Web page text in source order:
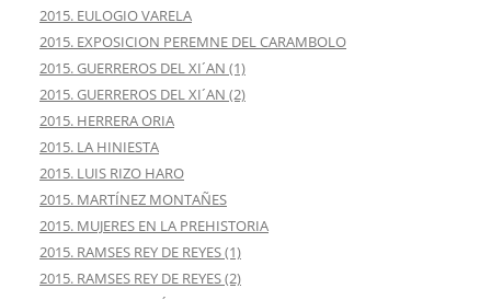
2015. EULOGIO VARELA
2015. EXPOSICION PEREMNE DEL CARAMBOLO
2015. GUERREROS DEL XI´AN (1)
2015. GUERREROS DEL XI´AN (2)
2015. HERRERA ORIA
2015. LA HINIESTA
2015. LUIS RIZO HARO
2015. MARTÍNEZ MONTAÑES
2015. MUJERES EN LA PREHISTORIA
2015. RAMSES REY DE REYES (1)
2015. RAMSES REY DE REYES (2)